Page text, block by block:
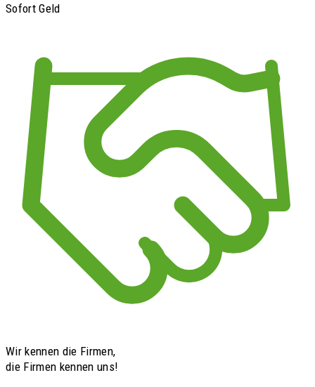
Sofort Geld
Wir kennen die Firmen,
die Firmen kennen uns!